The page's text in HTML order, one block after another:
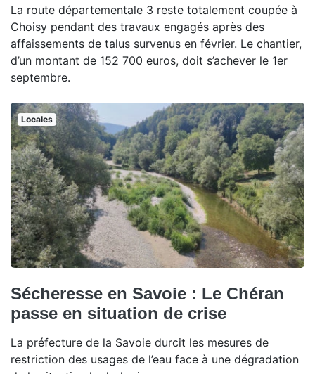
La route départementale 3 reste totalement coupée à
Choisy pendant des travaux engagés après des
affaissements de talus survenus en février. Le chantier,
d’un montant de 152 700 euros, doit s’achever le 1er
septembre.
Locales
Sécheresse en Savoie : Le Chéran
passe en situation de crise
La préfecture de la Savoie durcit les mesures de
restriction des usages de l’eau face à une dégradation